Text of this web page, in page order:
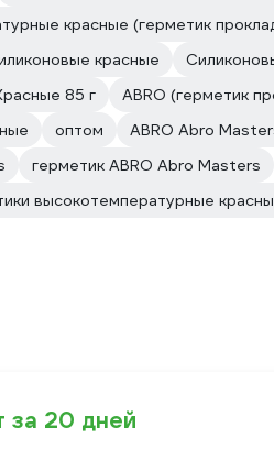
красные (герметик
красные
85 г ABRO (герметик
оптом ABRO Abro
герметик ABRO Abro Masters
высокотемпературные
за 20 дней